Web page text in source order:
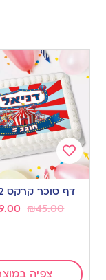
Add
to
wishlist
דף סוכר קרקס S2022
₪45.00
צפיה